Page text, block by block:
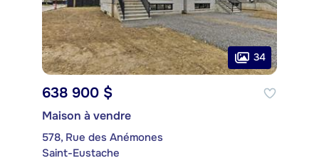
34
638 900 $
Maison à vendre
578, Rue des Anémones
Saint-Eustache